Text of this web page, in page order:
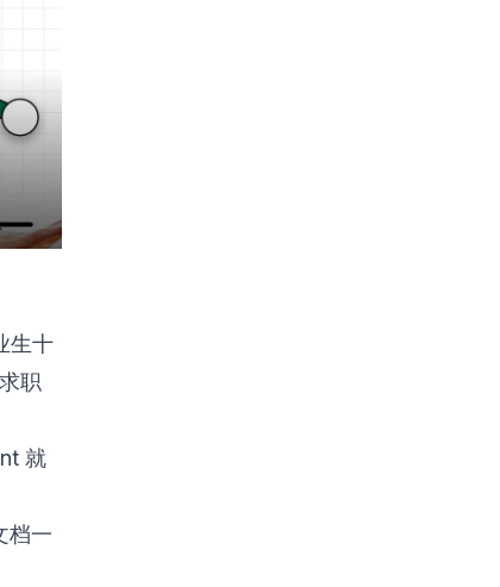
生十
职
就
档一